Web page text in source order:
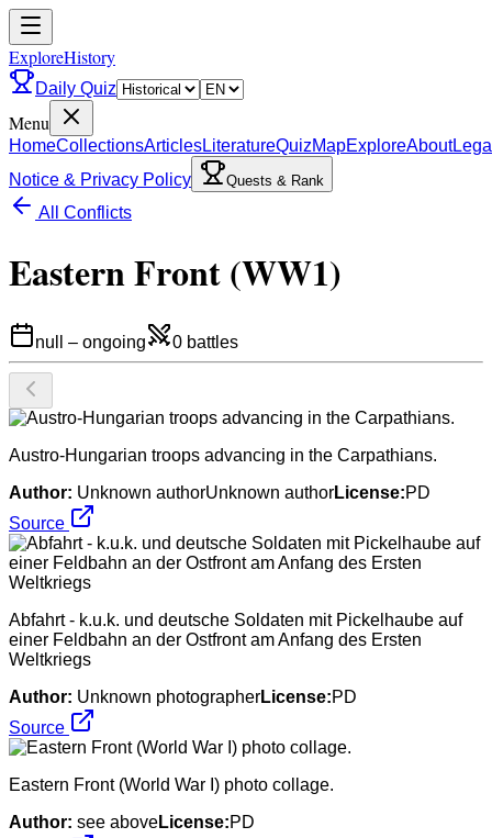
ExploreHistory
Daily Quiz
Menu
HomeCollectionsArticlesLiteratureQuizMapExploreAbout
Notice & Privacy Policy
Quests & Rank
All Conflicts
Eastern Front (WW1)
null – ongoing 0 battles
Austro-Hungarian troops advancing in the Carpathians.
Author: Unknown authorUnknown authorLicense:PD
Source
Abfahrt - k.u.k. und deutsche Soldaten mit Pickelhaube auf
einer Feldbahn an der Ostfront am Anfang des Ersten
Weltkriegs
Author: Unknown photographerLicense:PD
Source
Eastern Front (World War I) photo collage.
Author: see aboveLicense:PD